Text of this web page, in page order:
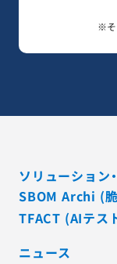
※そ
ソリューション
SBOM Archi (
TFACT (AIテス
ニュース